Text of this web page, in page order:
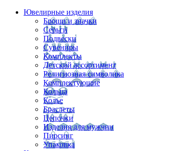
Ювелирные изделия
Броши и значки
Серьги
Подвески
Сувениры
Комплекты
Детский ассортимент
Религиозная символика
Комплектующие
Кольца
Колье
Браслеты
Цепочки
Изделия для мужчин
Пирсинг
Упаковка